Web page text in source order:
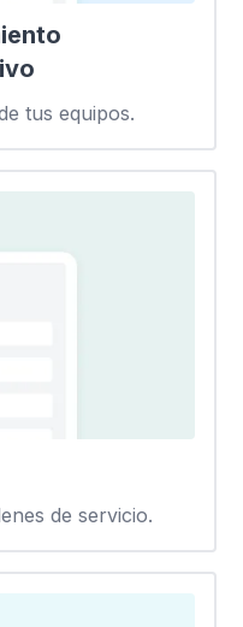
tus equipos.
de servicio.